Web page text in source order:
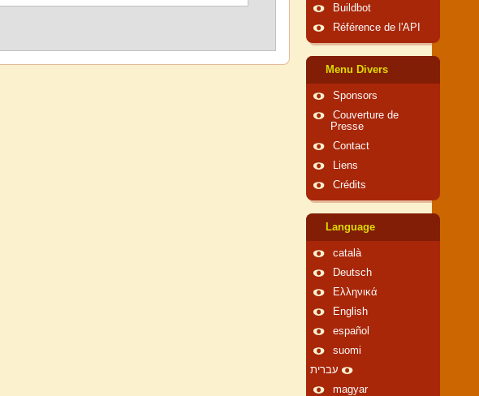
Buildbot
Référence de l'API
Menu Divers
Sponsors
Couverture de
Presse
Contact
Liens
Crédits
Language
català
Deutsch
Ελληνικά
English
español
suomi
עברית
magyar